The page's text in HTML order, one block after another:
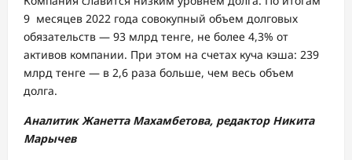
9 месяцев 2022 года совокупный объем долговых
обязательств — 93 млрд тенге, не более 4,3% от
активов компании. При этом на счетах куча кэша: 239
млрд тенге — в 2,6 раза больше, чем весь объем
долга.
Аналитик Жанетта Махамбетова, редактор Никита
Марычев